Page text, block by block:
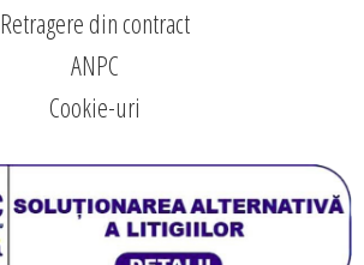
Retragere din contract
ANPC
Cookie-uri